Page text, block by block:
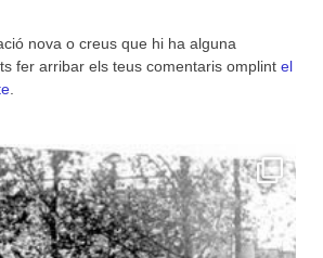
nova o creus que hi ha alguna
fer arribar els teus comentaris omplint el